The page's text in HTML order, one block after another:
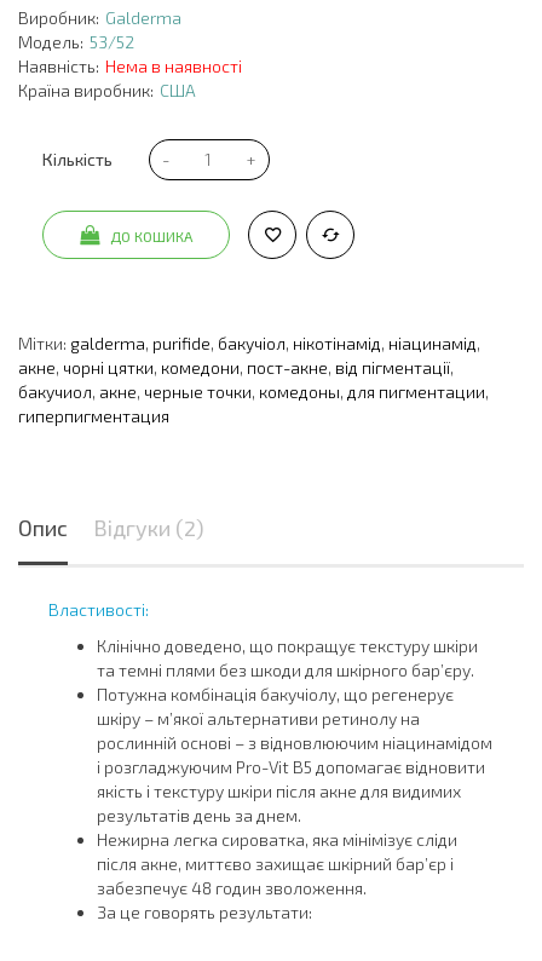
Виробник: Galderma
Модель: 53/52
Наявність: Нема в наявності
Країна виробник: США
Кількість
ДО КОШИКА
Мітки: galderma, purifide, бакучіол, нікотінамід, ніацинамід,
акне, чорні цятки, комедони, пост-акне, від пігментації,
бакучиол, акне, черные точки, комедоны, для пигментации,
гиперпигментация
Опис Відгуки (2)
Властивості:
Клінічно доведено, що покращує текстуру шкіри
та темні плями без шкоди для шкірного бар’єру.
Потужна комбінація бакучіолу, що регенерує
шкіру – м’якої альтернативи ретинолу на
рослинній основі – з відновлюючим ніацинамідом
і розгладжуючим Pro-Vit B5 допомагає відновити
якість і текстуру шкіри після акне для видимих
результатів день за днем.
Нежирна легка сироватка, яка мінімізує сліди
після акне, миттєво захищає шкірний бар’єр і
забезпечує 48 годин зволоження.
За це говорять результати: